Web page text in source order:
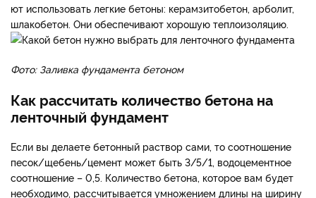
ют использовать легкие бето­ны: керамзитобетон, арболит,
шлакобетон. Они обеспечивают хорошую тепло­изоляцию.
Фото: Заливка фундамента бетоном
Как рассчитать количество бетона на
ленточный фундамент
Если вы делаете бетонный раствор сами, то соотношение
песок/щебень/цемент может быть 3/5/1, водоцементное
со­отношение – 0,5. Количество бетона, которое вам будет
необходимо, рассчитывается умножением длины на ширину